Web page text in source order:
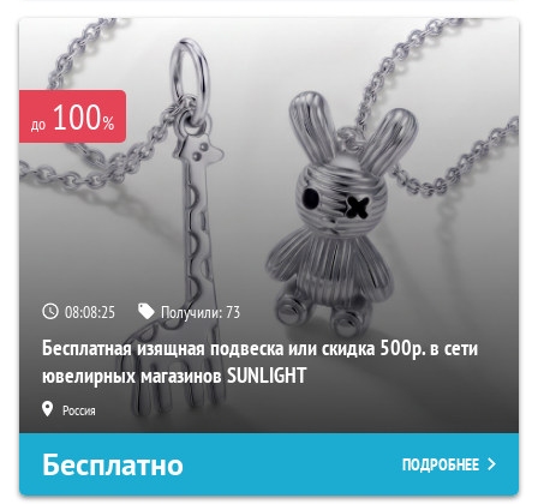
до 100%
08:08:24 Получили:73
Бесплатная изящная подвеска или скидка 500р. в сети
ювелирных магазинов SUNLIGHT
Россия
Бесплатно ПОДРОБНЕЕ